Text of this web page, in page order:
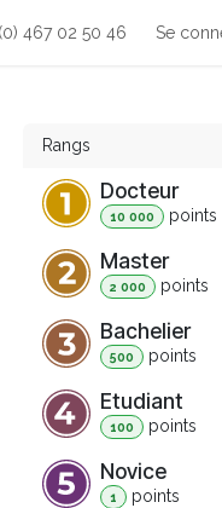
467 02 50 46 Se
Rangs
Docteur
10 000 points
Master
2 000 points
Bachelier
500 points
Etudiant
100 points
Novice
1 points